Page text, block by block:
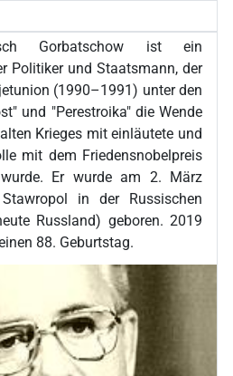
Gorbatschow ist ein
Politiker und Staatsmann, der
(1990–1991) unter den
und "Perestroika" die Wende
Krieges mit einläutete und
mit dem Friedensnobelpreis
Er wurde am 2. März
in der Russischen
Russland) geboren. 2019
88. Geburtstag.